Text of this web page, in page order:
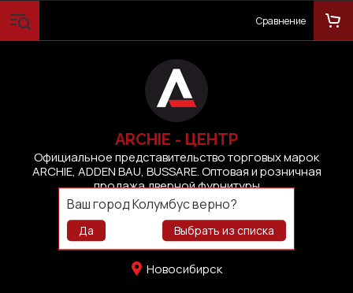
ARCHIE - ЦЕНТР
Официальное представительство торговых марок
ARCHIE, ADDEN BAU, BUSSARE. Оптовая и розничная
продажа дверной фурнитуры
+73832771107
Новосибирск
Ваш городКолумбусверно?
Да Выбрать из списка
Сравнение